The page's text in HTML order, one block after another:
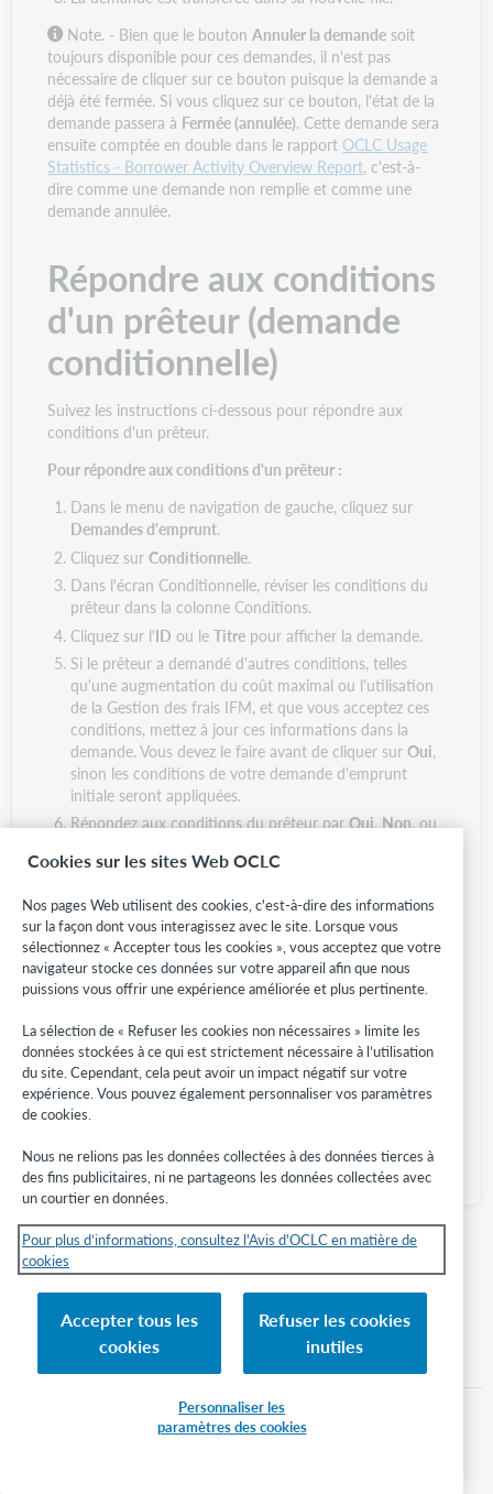
Note. - Bien que le boutonAnnuler la demande soit
toujours disponible pour ces demandes, il n'est pas
nécessaire de cliquer sur ce bouton puisque la demande a
déjà été fermée. Si vous cliquez sur ce bouton, l'état de la
demande passera à Fermée (annulée). Cette demande sera
ensuite comptée en double dans le rapportOCLC Usage
Statistics - Borrower Activity Overview Report, c'est-à-
dire comme une demande non remplie et comme une
demande annulée.
Répondre aux conditions
d'un prêteur (demande
conditionnelle)
Suivez les instructions ci-dessous pour répondre aux
conditions d'un prêteur.
Pour répondre aux conditions d'un prêteur :
Dans le menu de navigation de gauche, cliquez sur
Demandes d'emprunt.
Cliquez sur Conditionnelle.
Dans l'écran Conditionnelle, réviser les conditions du
prêteur dans la colonne Conditions.
Cliquez sur l'ID ou le Titrepour afficher la demande.
Si le prêteur a demandé d'autres conditions, telles
qu'une augmentation du coût maximal ou l'utilisation
de la Gestion des frais IFM, et que vous acceptez ces
conditions, mettez à jour ces informations dans la
demande. Vous devez le faire avant de cliquer sur Oui,
sinon les conditions de votre demande d'emprunt
initiale seront appliquées.
Répondez aux conditions du prêteur parOui,Non, ou
Si vous cliquez surOui
retournée au prêteur et apparaît sous
Demandes de prêt > Pouvez-vous fournir le
document? > Conditions acceptées.
Si vous cliquez surNon, la demande est
acheminée au prêteur suivant de la Chaîne de
Si vous cliquez surAnnuler demande, la
demande est annulée.
Un message de confirmation est présenté.
Retour haut de page
ARTICLES CONSEILLÉS
Cookies sur les sites Web OCLC
Nos pages Web utilisent des cookies, c'est-à-dire des informations
sur la façon dont vous interagissez avec le site. Lorsque vous
sélectionnez « Accepter tous les cookies », vous acceptez que votre
navigateur stocke ces données sur votre appareil afin que nous
puissions vous offrir une expérience améliorée et plus pertinente.
La sélection de « Refuser les cookies non nécessaires » limite les
données stockées à ce qui est strictement nécessaire à l’utilisation
du site. Cependant, cela peut avoir un impact négatif sur votre
expérience. Vous pouvez également personnaliser vos paramètres
de cookies.
Nous ne relions pas les données collectées à des données tierces à
des fins publicitaires, ni ne partageons les données collectées avec
un courtier en données.
Pour plus d’informations, consultez l'Avis d'OCLC en matière de
cookies
Accepter tous les
cookies
Refuser les cookies
inutiles
Personnaliser les
paramètres des cookies